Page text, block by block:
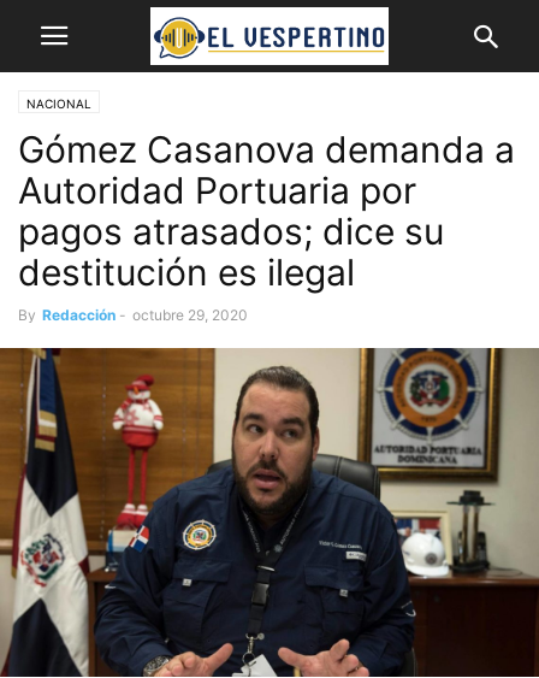
NACIONAL
Gómez Casanova demanda a
Autoridad Portuaria por
pagos atrasados; dice su
destitución es ilegal
By Redacción - octubre 29, 2020